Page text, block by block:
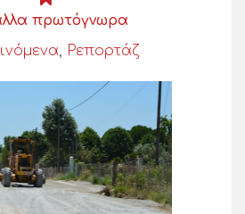
πρωτόγνωρα
, Ρεπορτάζ